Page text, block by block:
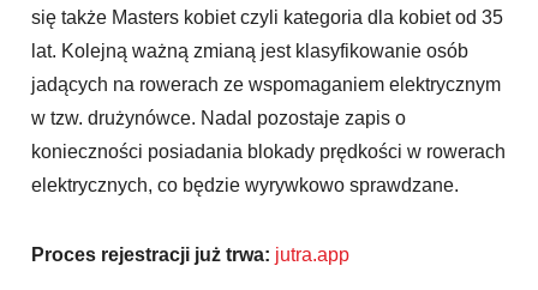
się także Masters kobiet czyli kategoria dla kobiet od 35
lat. Kolejną ważną zmianą jest klasyfikowanie osób
jadących na rowerach ze wspomaganiem elektrycznym
w tzw. drużynówce. Nadal pozostaje zapis o
konieczności posiadania blokady prędkości w rowerach
elektrycznych, co będzie wyrywkowo sprawdzane.
Proces rejestracji już trwa: jutra.app